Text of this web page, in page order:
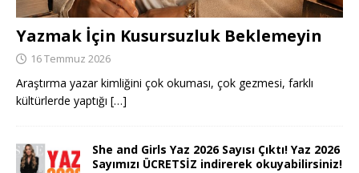
Yazmak İçin Kusursuzluk Beklemeyin
16 Temmuz 2026
Araştırma yazar kimliğini çok okuması, çok gezmesi, farklı
kültürlerde yaptığı […]
She and Girls Yaz 2026 Sayısı Çıktı! Yaz 2026
Sayımızı ÜCRETSİZ indirerek okuyabilirsiniz!